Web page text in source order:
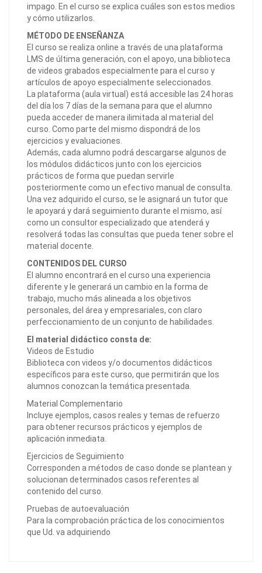
impago. En el curso se explica cuáles son estos medios
y cómo utilizarlos.
MÉTODO DE ENSEÑANZA
El curso se realiza online a través de una plataforma
LMS de última generación, con el apoyo, una biblioteca
de videos grabados especialmente para el curso y
artículos de apoyo especialmente seleccionados.
La plataforma (aula virtual) está accesible las 24 horas
del día los 7 días de la semana para que el alumno
pueda acceder de manera ilimitada al material del
curso. Como parte del mismo dispondrá de los
ejercicios y evaluaciones.
Además, cada alumno podrá descargarse algunos de
los módulos didácticos junto con los ejercicios
prácticos de forma que puedan servirle
posteriormente como un efectivo manual de consulta.
Una vez adquirido el curso, se le asignará un tutor que
le apoyará y dará seguimiento durante el mismo, así
como un consultor especializado que atenderá y
resolverá todas las consultas que pueda tener sobre el
material docente.
CONTENIDOS DEL CURSO
El alumno encontrará en el curso una experiencia
diferente y le generará un cambio en la forma de
trabajo, mucho más alineada a los objetivos
personales, del área y empresariales, con claro
perfeccionamiento de un conjunto de habilidades.
El material didáctico consta de:
Videos de Estudio
Biblioteca con videos y/o documentos didácticos
específicos para este curso, que permitirán que los
alumnos conozcan la temática presentada.
Material Complementario
Incluye ejemplos, casos reales y temas de refuerzo
para obtener recursos prácticos y ejemplos de
aplicación inmediata.
Ejercicios de Seguimiento
Corresponden a métodos de caso donde se plantean y
solucionan determinados casos referentes al
contenido del curso.
Pruebas de autoevaluación
Para la comprobación práctica de los conocimientos
que Ud. va adquiriendo